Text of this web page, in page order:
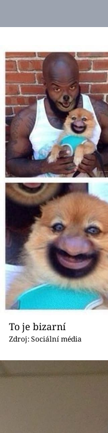
To je bizarní
Zdroj: Sociální média